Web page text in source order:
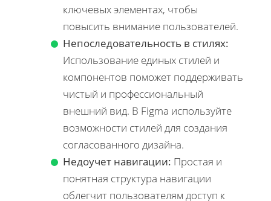
ключевых элементах, чтобы
повысить внимание пользователей.
Непоследовательность в стилях:
Использование единых стилей и
компонентов поможет поддерживать
чистый и профессиональный
внешний вид. В Figma используйте
возможности стилей для создания
согласованного дизайна.
Недоучет навигации: Простая и
понятная структура навигации
облегчит пользователям доступ к